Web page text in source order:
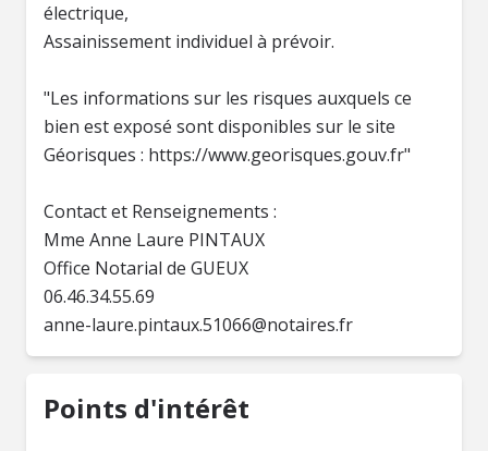
électrique,
Assainissement individuel à prévoir.
"Les informations sur les risques auxquels ce
bien est exposé sont disponibles sur le site
Géorisques : https://www.georisques.gouv.fr"
Contact et Renseignements :
Mme Anne Laure PINTAUX
Office Notarial de GUEUX
anne-laure.pintaux.51066@notaires.fr
Points d'intérêt